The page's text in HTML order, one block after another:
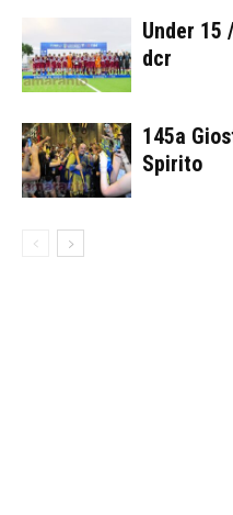
Under 15
dcr
145a
Spirito